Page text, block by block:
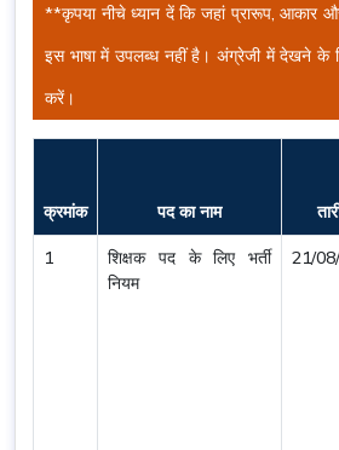
**कृपया नीचे ध्यान दें कि जहां प्रारूप, आकार और
इस भाषा में उपलब्ध नहीं है। अंग्रेजी में देखने के
करें।
क्रमांक पद का नाम
1
शिक्षक पद के लिए भर्ती
नियम
21/